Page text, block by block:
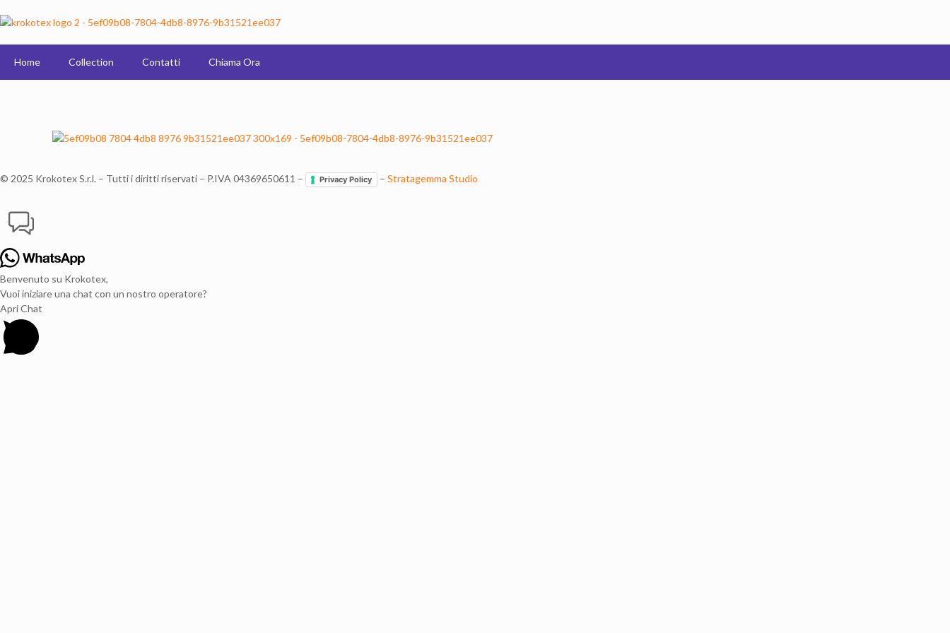
Home Collection Contatti Chiama Ora
© 2025 Krokotex S.r.l. – Tutti i diritti riservati – P.IVA 04369650611 – Privacy Policy – Stratagemma Studio
Benvenuto su Krokotex,
Vuoi iniziare una chat con un nostro operatore?
Apri Chat